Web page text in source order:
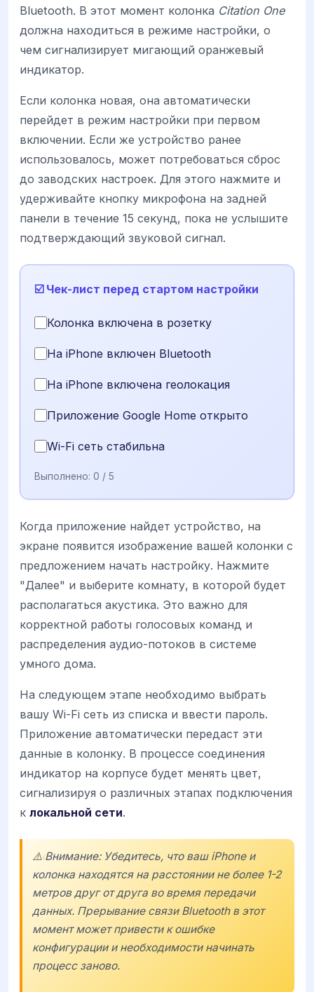
Bluetooth. В этот момент колонка Citation One
должна находиться в режиме настройки, о
чем сигнализирует мигающий оранжевый
индикатор.
Если колонка новая, она автоматически
перейдет в режим настройки при первом
включении. Если же устройство ранее
использовалось, может потребоваться сброс
до заводских настроек. Для этого нажмите и
удерживайте кнопку микрофона на задней
панели в течение 15 секунд, пока не услышите
подтверждающий звуковой сигнал.
☑️ Чек-лист перед стартом настройки
Колонка включена в розетку
На iPhone включен Bluetooth
На iPhone включена геолокация
Приложение Google Home открыто
Wi-Fi сеть стабильна
Выполнено: 0 / 5
Когда приложение найдет устройство, на
экране появится изображение вашей колонки с
предложением начать настройку. Нажмите
"Далее" и выберите комнату, в которой будет
располагаться акустика. Это важно для
корректной работы голосовых команд и
распределения аудио-потоков в системе
умного дома.
На следующем этапе необходимо выбрать
вашу Wi-Fi сеть из списка и ввести пароль.
Приложение автоматически передаст эти
данные в колонку. В процессе соединения
индикатор на корпусе будет менять цвет,
сигнализируя о различных этапах подключения
к локальной сети.
⚠️ Внимание: Убедитесь, что ваш iPhone и
колонка находятся на расстоянии не более 1-2
метров друг от друга во время передачи
данных. Прерывание связи Bluetooth в этот
момент может привести к ошибке
конфигурации и необходимости начинать
процесс заново.